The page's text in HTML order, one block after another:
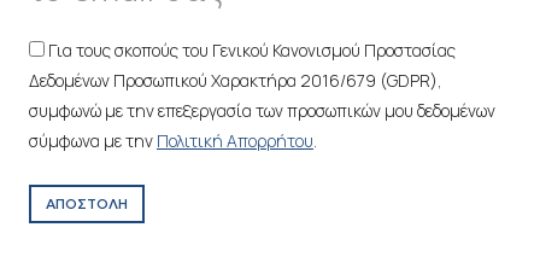
Για τους σκοπούς του Γενικού Κανονισμού Προστασίας
Δεδομένων Προσωπικού Χαρακτήρα 2016/679 (GDPR),
συμφωνώ με την επεξεργασία των προσωπικών μου δεδομένων
σύμφωνα με την Πολιτική Απορρήτου.
ΑΠΟΣΤΟΛΗ